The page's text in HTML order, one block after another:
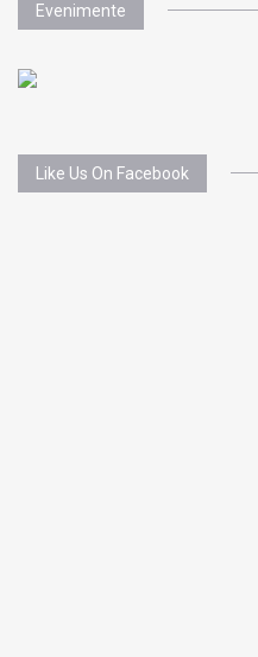
Evenimente
Like Us On Facebook